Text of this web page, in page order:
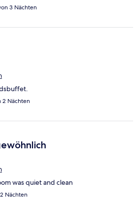
3 Nächten
2 Nächten
was quiet and clean
Nächten